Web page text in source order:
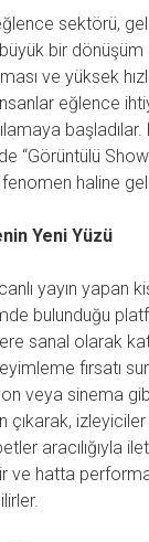
sektörü,
bir dönüşüm
ve yüksek
eğlence
başladılar.
“Görüntülü
fenomen haline
Yeni Yüzü
yayın yapan
bulunduğu
sanal olarak
fırsatı
veya sinema
çıkarak,
aracılığıyla
ve hatta